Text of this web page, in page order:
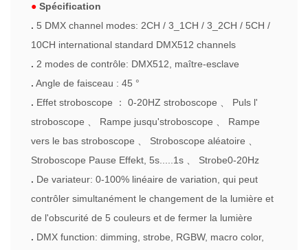
● Spécification
. 5 DMX channel modes: 2CH / 3_1CH / 3_2CH / 5CH /
10CH international standard DMX512 channels
. 2 modes de contrôle: DMX512, maître-esclave
. Angle de faisceau : 45 °
. Effet stroboscope ： 0-20HZ stroboscope 、 Puls l'
stroboscope 、 Rampe jusqu'stroboscope 、
Rampe
vers le bas stroboscope 、 Stroboscope aléatoire 、
Stroboscope Pause Effekt, 5s.....1s 、
Strobe0-20Hz
. De variateur: 0-100% linéaire de variation, qui peut
contrôler simultanément le changement de la lumière et
de l'obscurité de 5 couleurs et de fermer la lumière
. DMX function: dimming, strobe, RGBW, macro color,